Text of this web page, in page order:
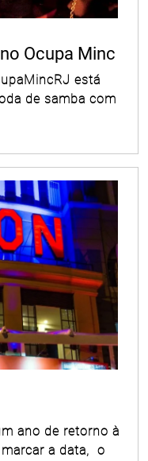
Ocupa Minc
está
de samba com
ano de retorno à
a data, o